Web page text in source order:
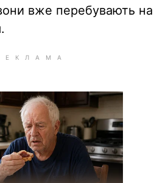
вже перебувають на